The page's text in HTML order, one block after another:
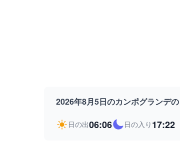
2026年8月5日のカンポグランデ
日の出06:06 日の入り 17:22